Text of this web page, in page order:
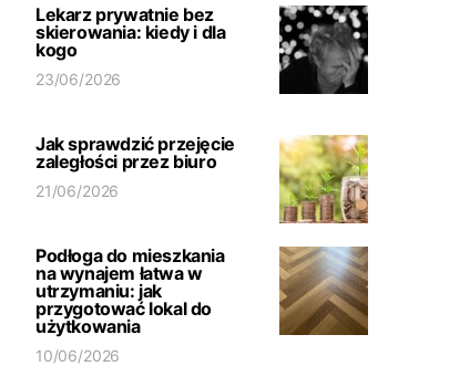
Lekarz prywatnie bez
skierowania: kiedy i dla
kogo
23/06/2026
Jak sprawdzić przejęcie
zaległości przez biuro
21/06/2026
Podłoga do mieszkania
na wynajem łatwa w
utrzymaniu: jak
przygotować lokal do
użytkowania
10/06/2026